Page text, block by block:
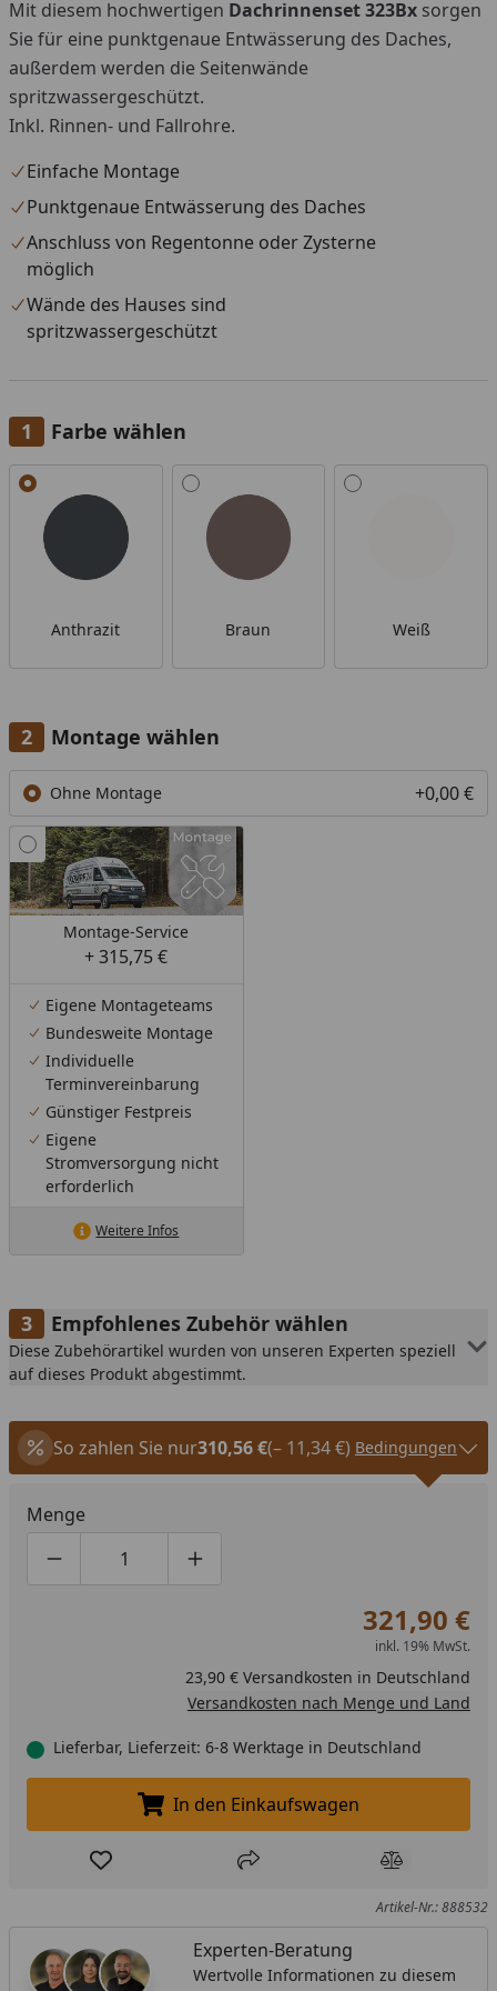
Mit diesem hochwertigen Dachrinnenset 323Bx sorgen
Sie für eine punktgenaue Entwässerung des Daches,
außerdem werden die Seitenwände
spritzwassergeschützt.
Inkl. Rinnen- und Fallrohre.
Einfache Montage
Punktgenaue Entwässerung des Daches
Anschluss von Regentonne oder Zysterne
möglich
Wände des Hauses sind
spritzwassergeschützt
Farbe wählen
Alle anzeigen (3)
Anthrazit Braun Weiß
Montage wählen
Ohne Montage +0,00 €
Montage-Service
+ 315,75 €
Eigene Montageteams
Bundesweite Montage
Individuelle
Terminvereinbarung
Günstiger Festpreis
Eigene
Stromversorgung nicht
erforderlich
Weitere Infos
Empfohlenes Zubehör wählen
Diese Zubehörartikel wurden von unseren Experten speziell
auf dieses Produkt abgestimmt.
So zahlen Sie nur310,56 €(– 11,34 €) Bedingungen
Menge
Produktmenge um eins verringern
Produktmenge manuell eingeben
Produktmenge um eins erhöhen
321,90 €
inkl. 19% MwSt.
23,90 € Versandkosten in Deutschland
Versandkosten nach Menge und Land
Lieferbar, Lieferzeit: 6-8 Werktage in Deutschland
In den Einkaufswagen legen
In den Einkaufswagen
Produkt zur Wunschliste hinzufügen
Teilen Produkt
Artikel-Nr.: 888532
Experten-Beratung
Wertvolle Informationen zu diesem